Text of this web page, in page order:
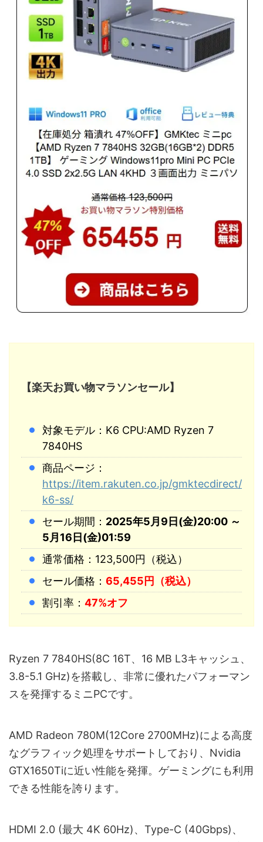
【楽天お買い物マラソンセール】
対象モデル：K6 CPU:AMD Ryzen 7
7840HS
商品ページ：
https://item.rakuten.co.jp/gmktecdirect/
k6-ss/
セール期間： 2025年5月9日(金)20:00 ～
5月16日(金)01:59
通常価格：123,500円（税込）
セール価格： 65,455円（税込）
割引率： 47%オフ
Ryzen 7 7840HS(8C 16T、16 MB L3キャッシュ、
3.8-5.1 GHz)を搭載し、非常に優れたパフォーマン
スを発揮するミニPCです。
AMD Radeon 780M(12Core 2700MHz)による高度
なグラフィック処理をサポートしており、Nvidia
GTX1650Tiに近い性能を発揮。ゲーミングにも利用
できる性能を誇ります。
HDMI 2.0 (最大 4K 60Hz)、Type-C (40Gbps)、